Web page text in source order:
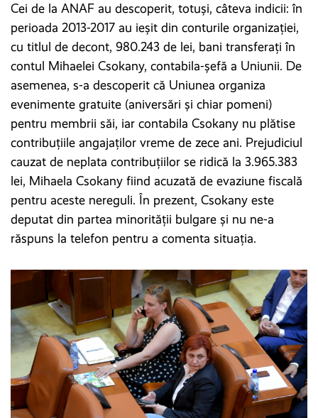
Cei de la ANAF au descoperit, totuși, câteva indicii: în
perioada 2013-2017 au ieșit din conturile organizației,
cu titlul de decont, 980.243 de lei, bani transferați în
contul Mihaelei Csokany, contabila-șefă a Uniunii. De
asemenea, s-a descoperit că Uniunea organiza
evenimente gratuite (aniversări și chiar pomeni)
pentru membrii săi, iar contabila Csokany nu plătise
contribuțiile angajaților vreme de zece ani. Prejudiciul
cauzat de neplata contribuțiilor se ridică la 3.965.383
lei, Mihaela Csokany fiind acuzată de evaziune fiscală
pentru aceste nereguli. În prezent, Csokany este
deputat din partea minorității bulgare și nu ne-a
răspuns la telefon pentru a comenta situația.